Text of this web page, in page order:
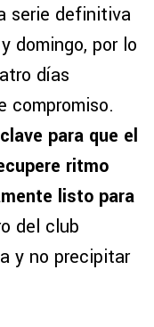
serie definitiva
domingo, por lo
días
compromiso.
para que el
ritmo
listo para
del club
y no precipitar